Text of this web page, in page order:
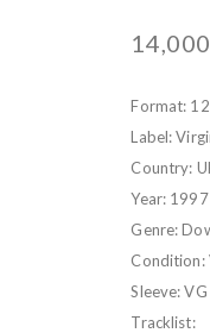
Format:
Label:
Country:
Year: 1997
Genre:
Condition:
Sleeve: VG
Tracklist: